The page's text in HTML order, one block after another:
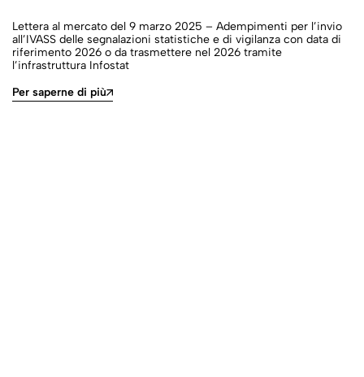
alla facoltà di valutare i
titoli non durevoli in
Lettera al mercato del 9 marzo 2025 – Adempimenti per l’invio
all’IVASS delle segnalazioni statistiche e di vigilanza con data di
riferimento 2026 o da trasmettere nel 2026 tramite
l’infrastruttura Infostat
Per saperne di più